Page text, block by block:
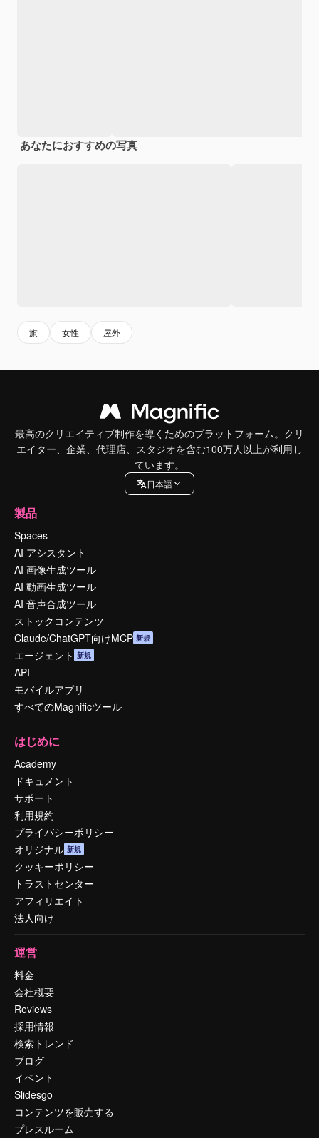
あなたにおすすめの写真
旗 女性 屋外
最高のクリエイティブ制作を導くためのプラットフォーム。クリ
エイター、企業、代理店、スタジオを含む100万人以上が利用し
ています。
日本語
製品
Spaces
AI アシスタント
AI 画像生成ツール
AI 動画生成ツール
AI 音声合成ツール
ストックコンテンツ
Claude/ChatGPT向けMCP 新規
エージェント 新規
API
モバイルアプリ
すべてのMagnificツール
はじめに
Academy
ドキュメント
サポート
利用規約
プライバシーポリシー
オリジナル 新規
クッキーポリシー
トラストセンター
アフィリエイト
法人向け
運営
料金
会社概要
Reviews
採用情報
検索トレンド
ブログ
イベント
Slidesgo
コンテンツを販売する
プレスルーム